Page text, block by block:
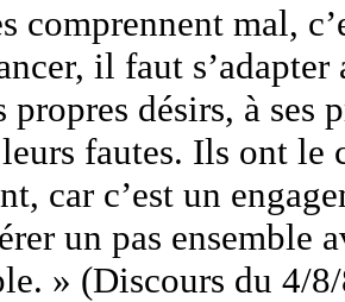
comprennent mal,
il faut
propres désirs, à
fautes. Ils ont
car c’est un
un pas ensemble
» (Discours du 4/